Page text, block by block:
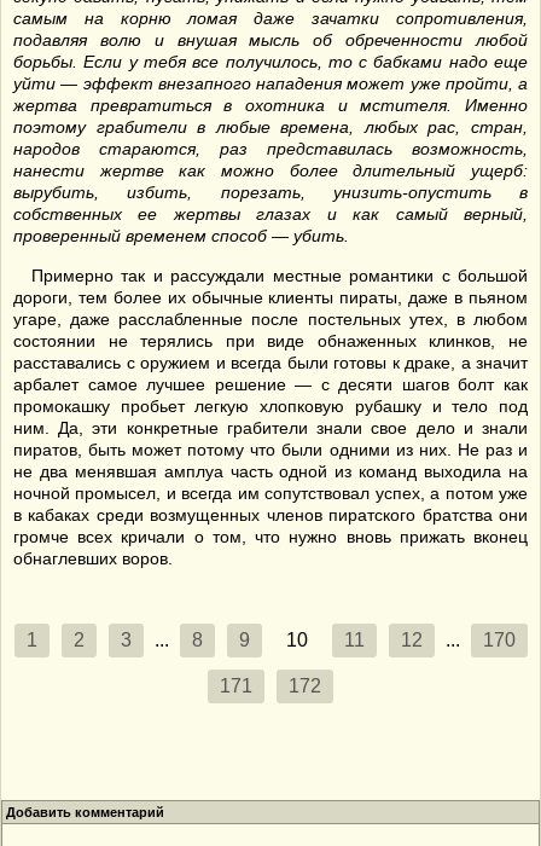
самым на корню ломая даже зачатки сопротивления,
подавляя волю и внушая мысль об обреченности любой
борьбы. Если у тебя все получилось, то с бабками надо еще
уйти — эффект внезапного нападения может уже пройти, а
жертва превратиться в охотника и мстителя. Именно
поэтому грабители в любые времена, любых рас, стран,
народов стараются, раз представилась возможность,
нанести жертве как можно более длительный ущерб:
вырубить, избить, порезать, унизить-опустить в
собственных ее жертвы глазах и как самый верный,
проверенный временем способ — убить.
Примерно так и рассуждали местные романтики с большой
дороги, тем более их обычные клиенты пираты, даже в пьяном
угаре, даже расслабленные после постельных утех, в любом
состоянии не терялись при виде обнаженных клинков, не
расставались с оружием и всегда были готовы к драке, а значит
арбалет самое лучшее решение — с десяти шагов болт как
промокашку пробьет легкую хлопковую рубашку и тело под
ним. Да, эти конкретные грабители знали свое дело и знали
пиратов, быть может потому что были одними из них. Не раз и
не два менявшая амплуа часть одной из команд выходила на
ночной промысел, и всегда им сопутствовал успех, а потом уже
в кабаках среди возмущенных членов пиратского братства они
громче всех кричали о том, что нужно вновь прижать вконец
обнаглевших воров.
1 2 3 ... 8 9 10 11 12 ... 170
171 172
Добавить комментарий